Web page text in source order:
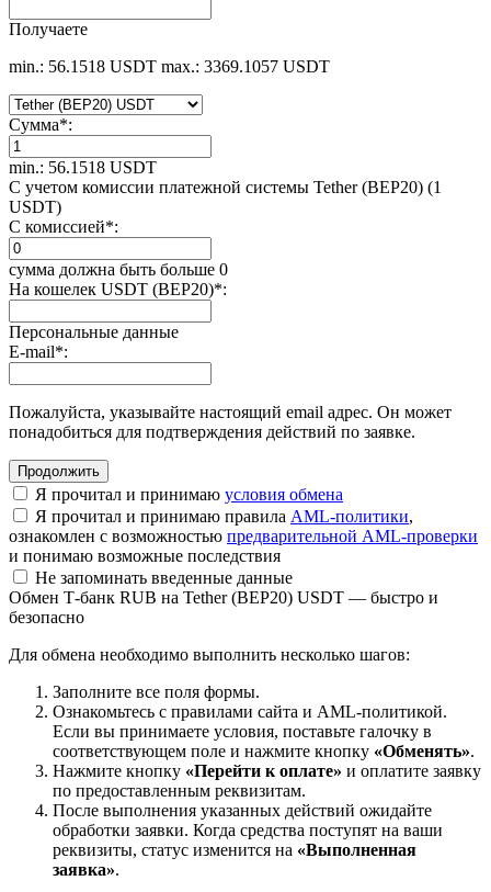
Получаете
min.: 56.1518 USDT max.: 3369.1057 USDT
Сумма*:
min.: 56.1518 USDT
С учетом комиссии платежной системы Tether (BEP20) (1
USDT)
С комиссией*:
сумма должна быть больше 0
На кошелек USDT (BEP20)*:
Персональные данные
E-mail*:
Пожалуйста, указывайте настоящий email адрес. Он может
понадобиться для подтверждения действий по заявке.
Я прочитал и принимаю условия обмена
Я прочитал и принимаю правила AML-политики,
ознакомлен с возможностью предварительной AML-проверки
и понимаю возможные последствия
Не запоминать введенные данные
Обмен Т-банк RUB на Tether (BEP20) USDT — быстро и
безопасно
Для обмена необходимо выполнить несколько шагов:
Заполните все поля формы.
Ознакомьтесь с правилами сайта и AML-политикой.
Если вы принимаете условия, поставьте галочку в
соответствующем поле и нажмите кнопку «Обменять».
Нажмите кнопку «Перейти к оплате» и оплатите заявку
по предоставленным реквизитам.
После выполнения указанных действий ожидайте
обработки заявки. Когда средства поступят на ваши
реквизиты, статус изменится на «Выполненная
заявка».